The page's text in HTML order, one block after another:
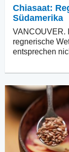
Chiasaat:
Südamerika
VANCOUVER.
regnerische
entsprechen